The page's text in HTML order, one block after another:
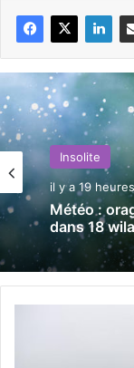
Insolite
il y a 19 heures
Météo :
dans 18